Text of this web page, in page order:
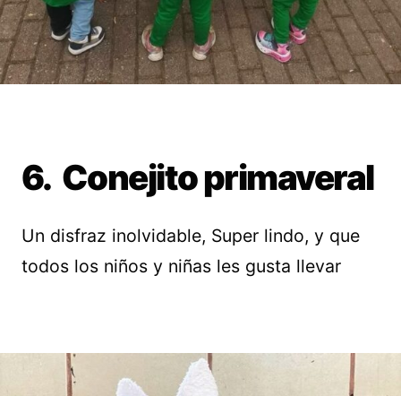
6. Conejito primaveral
Un disfraz inolvidable, Super lindo, y que
todos los niños y niñas les gusta llevar